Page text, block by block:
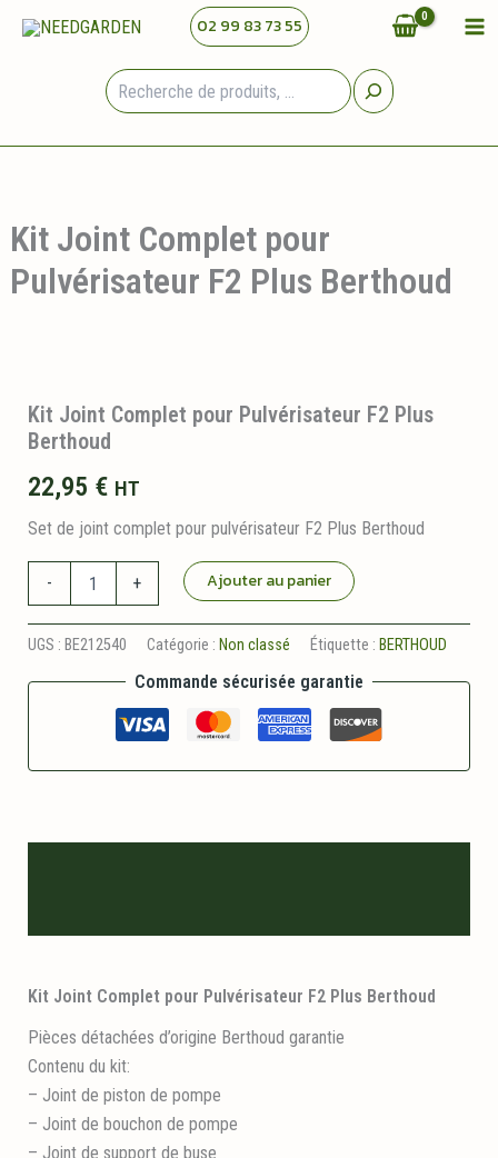
02 99 83 73 55
Kit Joint Complet pour
Pulvérisateur F2 Plus Berthoud
Kit Joint Complet pour Pulvérisateur F2 Plus
Berthoud
22,95 € HT
Set de joint complet pour pulvérisateur F2 Plus Berthoud
-
Joint
pour
Berthoud
+ Ajouter au panier
UGS : BE212540 Catégorie : Non classé Étiquette : BERTHOUD
Commande sécurisée garantie
Kit Joint Complet pour Pulvérisateur F2 Plus Berthoud
Pièces détachées d’origine Berthoud garantie
Contenu du kit:
– Joint de piston de pompe
– Joint de bouchon de pompe
– Joint de support de buse